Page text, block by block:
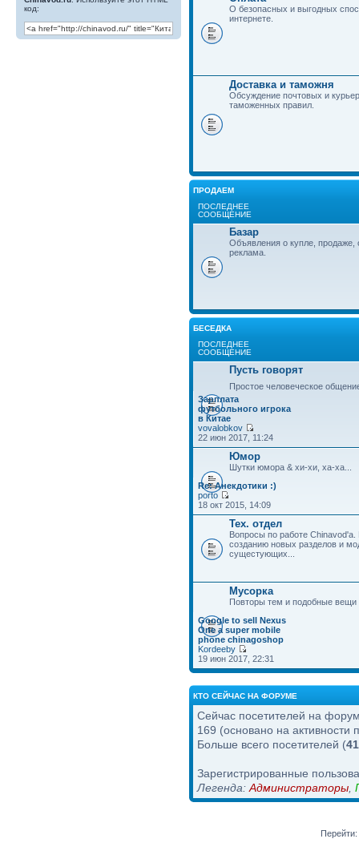
код:
О безопасных и выгодных
интернете.
Доставка и таможня
Обсуждение почтовых и
таможенных правил.
ПРОДАЕМ
ПОСЛЕДНЕЕ
СООБЩЕНИЕ
Базар
Объявления о купле, продаже,
реклама.
БЕСЕДКА
ПОСЛЕДНЕЕ
СООБЩЕНИЕ
Пусть говорят
Простое человеческое
Зарплата
футбольного игрока
в Китае
vovalobkov
22 июн 2017, 11:24
Юмор
Шутки юмора & хи-хи, ха-ха...
Re: Анекдотики :)
porto
18 окт 2015, 14:09
Тех. отдел
Вопросы по работе
созданию новых разделов и
сущестующих...
Мусорка
Повторы тем и подобные вещи
Google to sell Nexus
One a super mobile
phone chinagoshop
Kordeeby
19 июн 2017, 22:31
КТО СЕЙЧАС НА ФОРУМЕ
Сейчас посетителей на
169 (основано на активности
Больше всего посетителей (
Зарегистрированные
Легенда: Администраторы
Перейти: